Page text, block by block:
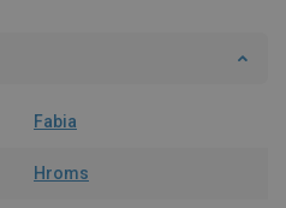
Fabia
Hroms